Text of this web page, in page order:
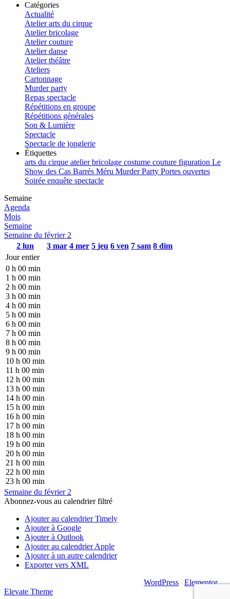
Catégories
Actualité
Atelier arts du cirque
Atelier bricolage
Atelier couture
Atelier danse
Atelier théâtre
Ateliers
Cartonnage
Murder party
Repas spectacle
Répétitions en groupe
Répétitions générales
Son & Lumière
Spectacle
Spectacle de jonglerie
Étiquettes
arts du cirque atelierbricolage costume couture figuration Le
Show des Cas Barrés Méru Murder Party Portes ouvertes
Soirée enquête spectacle
Semaine
Agenda
Mois
Semaine
Semaine du février 2
2 lun 3 mar 4 mer 5 jeu 6 ven 7 sam 8 dim
Jour entier
0 h 00 min
1 h 00 min
2 h 00 min
3 h 00 min
4 h 00 min
5 h 00 min
6 h 00 min
7 h 00 min
8 h 00 min
9 h 00 min
10 h 00 min
11 h 00 min
12 h 00 min
13 h 00 min
14 h 00 min
15 h 00 min
16 h 00 min
17 h 00 min
18 h 00 min
19 h 00 min
20 h 00 min
21 h 00 min
22 h 00 min
23 h 00 min
Semaine du février 2
Abonnez-vous au calendrier filtré
Ajouter au calendrier Timely
Ajouter à Google
Ajouter à Outlook
Ajouter au calendrier Apple
Ajouter à un autre calendrier
Exporter vers XML
WordPress Elementor|
Elevate Theme